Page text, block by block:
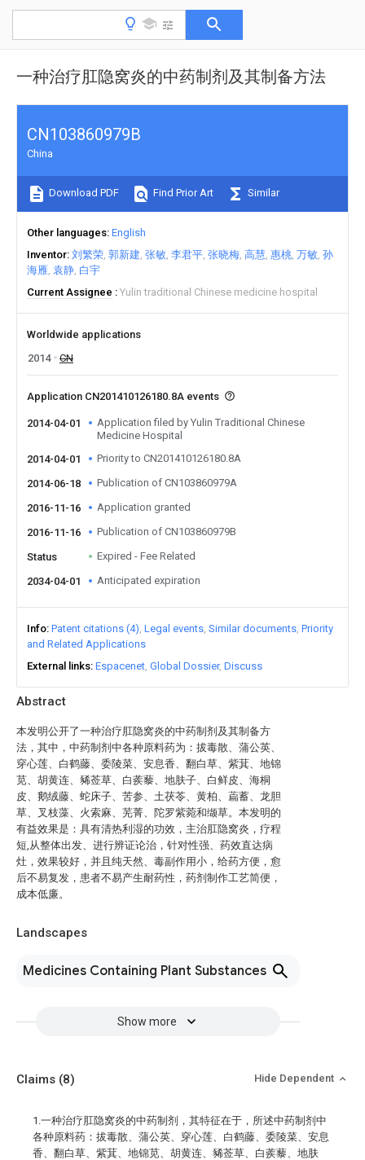
一种治疗肛隐窝炎的中药制剂及其制备方法
Abstract
本发明公开了一种治疗肛隐窝炎的中药制剂及其制备方
法，其中，中药制剂中各种原料药为：拔毒散、蒲公英、
穿心莲、白鹤藤、委陵菜、安息香、翻白草、紫萁、地锦
苋、胡黄连、豨莶草、白蒺藜、地肤子、白鲜皮、海桐
皮、鹅绒藤、蛇床子、苦参、土茯苓、黄柏、萹蓄、龙胆
草、叉枝藻、火索麻、芜菁、陀罗紫菀和缬草。本发明的
有益效果是：具有清热利湿的功效，主治肛隐窝炎，疗程
短,从整体出发、进行辨证论治，针对性强、药效直达病
灶，效果较好，并且纯天然、毒副作用小，给药方便，愈
后不易复发，患者不易产生耐药性，药剂制作工艺简便，
成本低廉。
Landscapes
Medicines Containing Plant Substances
Show more
CN103860979B
China
Download PDF Find Prior Art Similar
Other languages English
Inventor 刘繁荣 郭新建 张敏 李君平 张晓梅 高慧 惠桃 万敏 孙
海雁 袁静 白宇
Current Assignee
Yulin traditional Chinese medicine hospital
Worldwide applications
2014
CN
Application CN201410126180.8A events
2014-04-01
Application filed by Yulin Traditional Chinese
Medicine Hospital
2014-04-01
Priority to CN201410126180.8A
2014-06-18 Publication of CN103860979A
2016-11-16 Application granted
2016-11-16 Publication of CN103860979B
Status Expired - Fee Related
2034-04-01 Anticipated expiration
Info Patent citations (4) Legal events Similar documents Priority
and Related Applications
External links Espacenet Global Dossier Discuss
Claims (8) Hide Dependent
1.一种治疗肛隐窝炎的中药制剂，其特征在于，所述中药制剂中
各种原料药：拔毒散、蒲公英、穿心莲、白鹤藤、委陵菜、安息
香、翻白草、紫萁、地锦苋、胡黄连、豨莶草、白蒺藜、地肤